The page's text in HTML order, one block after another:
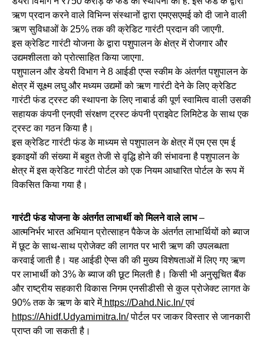
ऋण प्रदान करने वाले विभिन्न संस्थानों द्वारा एमएसएमई को दी जाने वाली
ऋण सुविधाओं के 25% तक की क्रेडिट गारंटी प्रदान की जाएगी.
इस क्रेडिट गारंटी योजना के द्वारा पशुपालन के क्षेत्र में रोजगार और
उद्यमशीलता को प्रोत्साहित किया जाएगा.
पशुपालन और डेयरी विभाग ने 8 आईडी एप्स स्कीम के अंतर्गत पशुपालन के
क्षेत्र में सूक्ष्म लघु और मध्यम उद्यमों को ऋण गारंटी देने के लिए क्रेडिट
गारंटी फंड ट्रस्ट की स्थापना के लिए नाबार्ड की पूर्ण स्वामित्व वाली उसकी
सहायक कंपनी एनएवी संरक्षण ट्रस्ट कंपनी प्राइवेट लिमिटेड के साथ एक
ट्रस्ट का गठन किया है।
इस क्रेडिट गारंटी फंड के माध्यम से पशुपालन के क्षेत्र में एम एस एम ई
इकाइयों की संख्या में बहुत तेजी से वृद्धि होने की संभावना है पशुपालन के
क्षेत्र में इस क्रेडिट गारंटी पोर्टल को एक नियम आधारित पोर्टल के रूप में
विकसित किया गया है।
गारंटी फंड योजना के अंतर्गत लाभार्थी को मिलने वाले लाभ–
आत्मनिर्भर भारत अभियान प्रोत्साहन पैकेज के अंतर्गत लाभार्थियों को ब्याज
में छूट के साथ-साथ प्रोजेक्ट की लागत पर भारी ऋण की उपलब्धता
करवाई जाती है। यह आईडी ऐप्स की की मुख्य विशेषताओं में लिए गए ऋण
पर लाभार्थी को 3% के ब्याज की छूट मिलती है। किसी भी अनुसूचित बैंक
और राष्ट्रीय सहकारी विकास निगम एनसीडीसी से कुल प्रोजेक्ट लागत के
90% तक के ऋण के बारे मेंhttps://Dahd.Nic.In/एवं
https://Ahidf.Udyamimitra.In/पोर्टल पर जाकर विस्तार से जानकारी
प्राप्त की जा सकती है।